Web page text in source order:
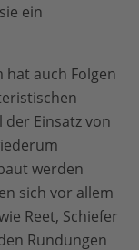
ein
auch Folgen
der Einsatz von
werden
sich vor allem
Reet, Schiefer
Rundungen